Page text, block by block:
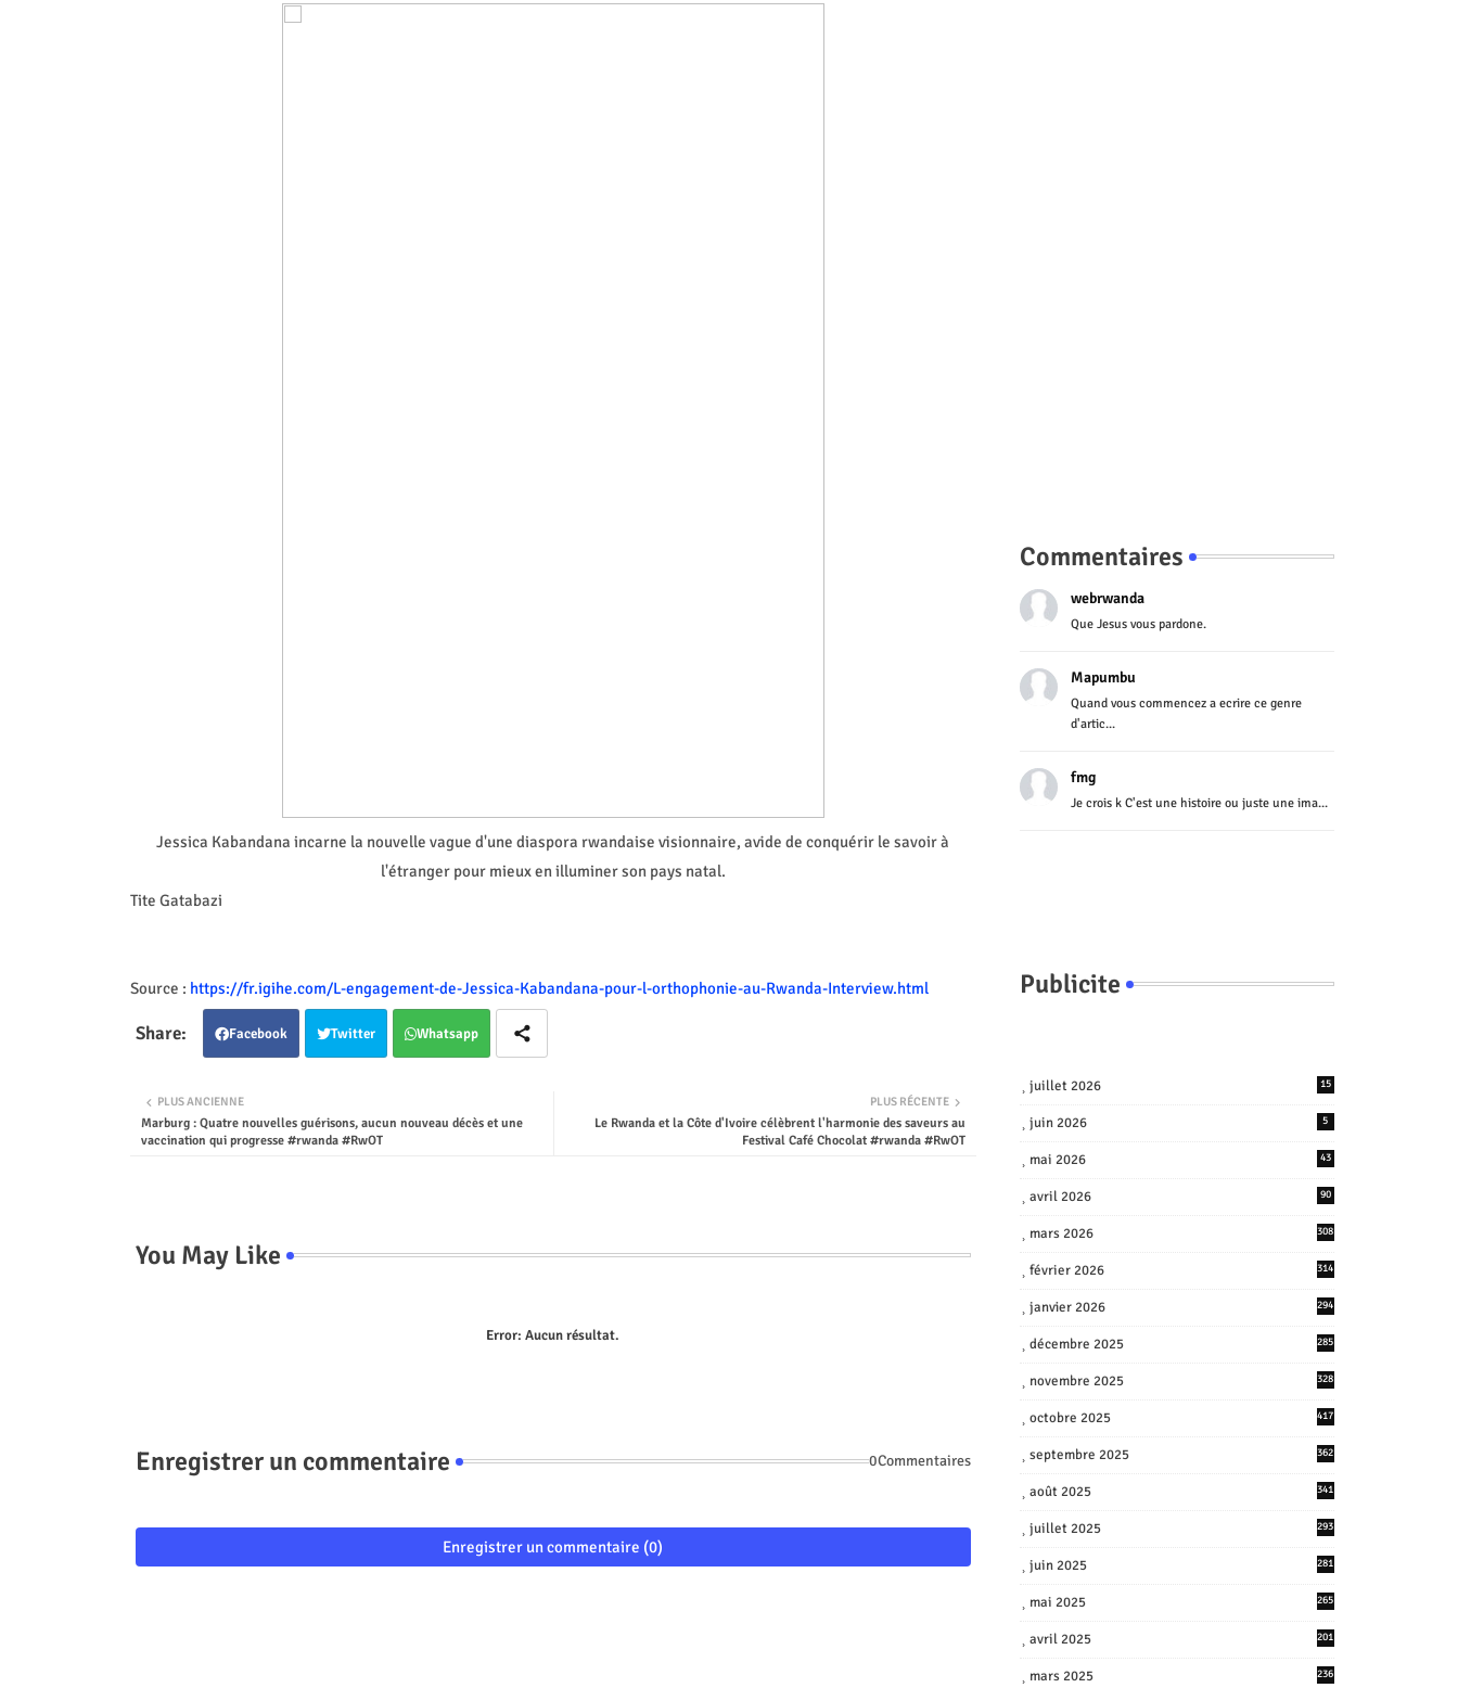
Jessica Kabandana incarne la nouvelle vague d'une diaspora rwandaise visionnaire, avide de conquérir le savoir à
l'étranger pour mieux en illuminer son pays natal.
Tite Gatabazi
Source : https://fr.igihe.com/L-engagement-de-Jessica-Kabandana-pour-l-orthophonie-au-Rwanda-Interview.html
Facebook Twitter Whatsapp
PLUS RÉCENTE
Le Rwanda et la Côte d'Ivoire célèbrent l'harmonie des saveurs au
Festival Café Chocolat #rwanda #RwOT
PLUS ANCIENNE
Marburg : Quatre nouvelles guérisons, aucun nouveau décès et une
vaccination qui progresse #rwanda #RwOT
You May Like
Error: Aucun résultat.
Enregistrer un commentaire 0Commentaires
Enregistrer un commentaire (0)
Commentaires
webrwanda
Que Jesus vous pardone.
Mapumbu
Quand vous commencez a ecrire ce genre
d'artic...
fmg
Je crois k C'est une histoire ou juste une ima...
Publicite
juillet 2026 15
juin 2026 5
mai 2026 43
avril 2026 90
mars 2026 308
février 2026 314
janvier 2026 294
décembre 2025 285
novembre 2025 328
octobre 2025 417
septembre 2025 362
août 2025 341
juillet 2025 293
juin 2025 281
mai 2025 265
avril 2025 201
mars 2025 236